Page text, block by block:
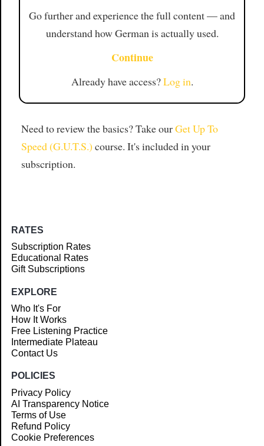
Go further and experience the full content — and
understand how German is actually used.
Continue
Already have access?Log in.
Need to review the basics? Take ourGet Up To
Speed (G.U.T.S.) course. It's included in your
subscription.
RATES
Subscription Rates
Educational Rates
Gift Subscriptions
EXPLORE
Who It's For
How It Works
Free Listening Practice
Intermediate Plateau
Contact Us
POLICIES
Privacy Policy
AI Transparency Notice
Terms of Use
Refund Policy
Cookie Preferences